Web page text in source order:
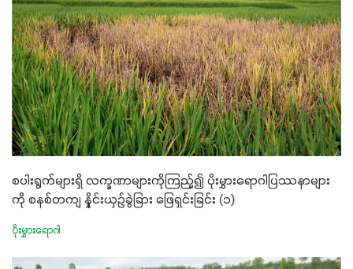
စပါးရွက်များရှိ လက္ခဏာများကိုကြည့်၍ ပိုးမွှားရောဂါပြဿနာများ
ကို စနစ်တကျ နှိုင်းယှဥ်ခွဲခြား ဖြေရှင်းခြင်း (၁)
ပိုးမွှားရောဂါ